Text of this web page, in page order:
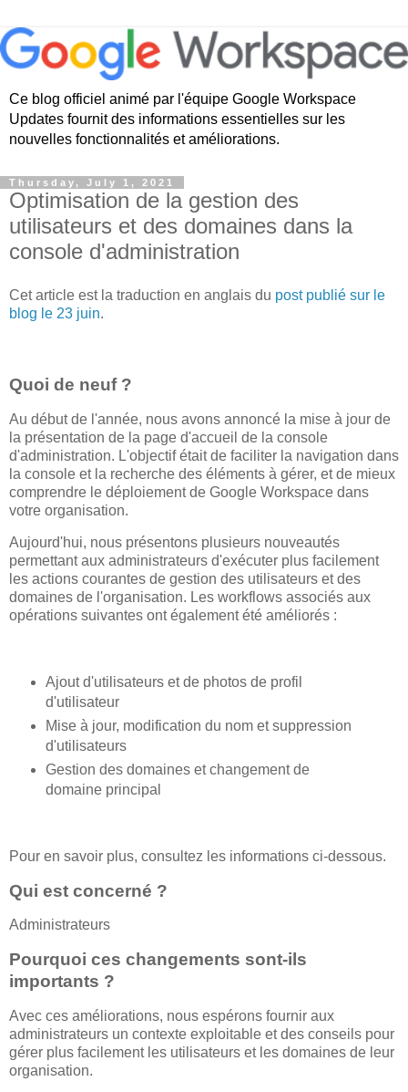
Ce blog officiel animé par l'équipe Google Workspace
Updates fournit des informations essentielles sur les
nouvelles fonctionnalités et améliorations.
Thursday, July 1, 2021
Optimisation de la gestion des
utilisateurs et des domaines dans la
console d'administration
Cet article est la traduction en anglais du post publié sur le
blog le 23 juin.
Quoi de neuf ?
Au début de l'année, nous avons annoncé la mise à jour de
la présentation de la page d'accueil de la console
d'administration. L'objectif était de faciliter la navigation dans
la console et la recherche des éléments à gérer, et de mieux
comprendre le déploiement de Google Workspace dans
votre organisation.
Aujourd'hui, nous présentons plusieurs nouveautés
permettant aux administrateurs d'exécuter plus facilement
les actions courantes de gestion des utilisateurs et des
domaines de l'organisation. Les workflows associés aux
opérations suivantes ont également été améliorés :
Ajout d'utilisateurs et de photos de profil
d'utilisateur
Mise à jour, modification du nom et suppression
d'utilisateurs
Gestion des domaines et changement de
domaine principal
Pour en savoir plus, consultez les informations ci-dessous.
Qui est concerné ?
Administrateurs
Pourquoi ces changements sont-ils
importants ?
Avec ces améliorations, nous espérons fournir aux
administrateurs un contexte exploitable et des conseils pour
gérer plus facilement les utilisateurs et les domaines de leur
organisation.